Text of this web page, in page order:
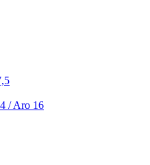
/ Aro 16